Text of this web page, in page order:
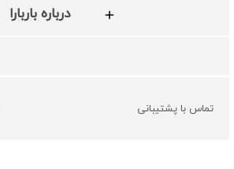
درباره باربارا
تماس با پشتیبانی